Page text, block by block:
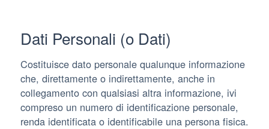
Dati Personali (o Dati)
Costituisce dato personale qualunque informazione
che, direttamente o indirettamente, anche in
collegamento con qualsiasi altra informazione, ivi
compreso un numero di identificazione personale,
renda identificata o identificabile una persona fisica.